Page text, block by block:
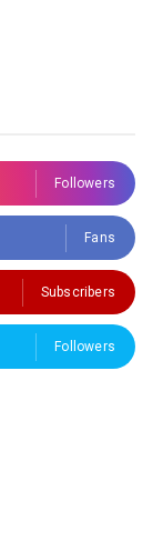
Followers
Fans
Subscribers
Followers